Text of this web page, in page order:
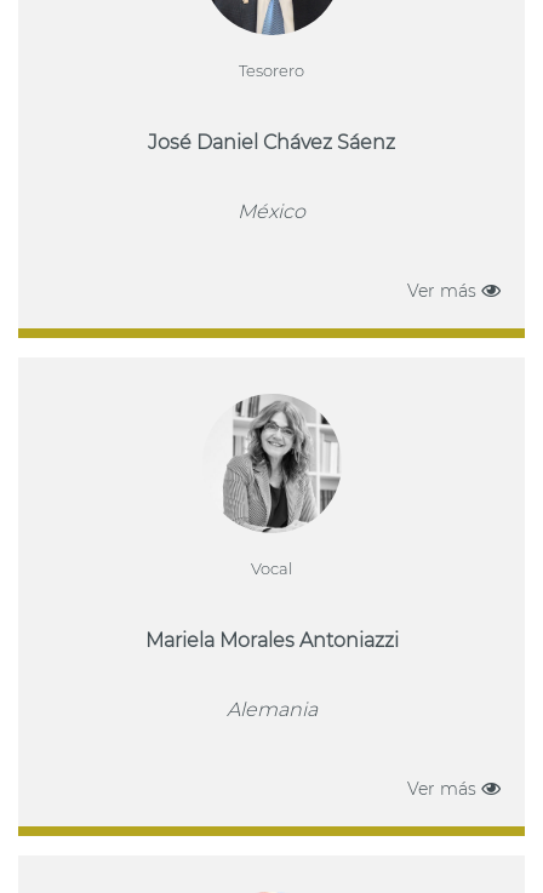
Tesorero
José Daniel Chávez Sáenz
México
Ver más
Vocal
Mariela Morales Antoniazzi
Alemania
Ver más